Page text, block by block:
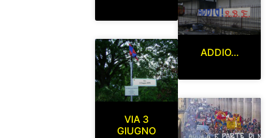
VIA 3
GIUGNO
ADDIO…